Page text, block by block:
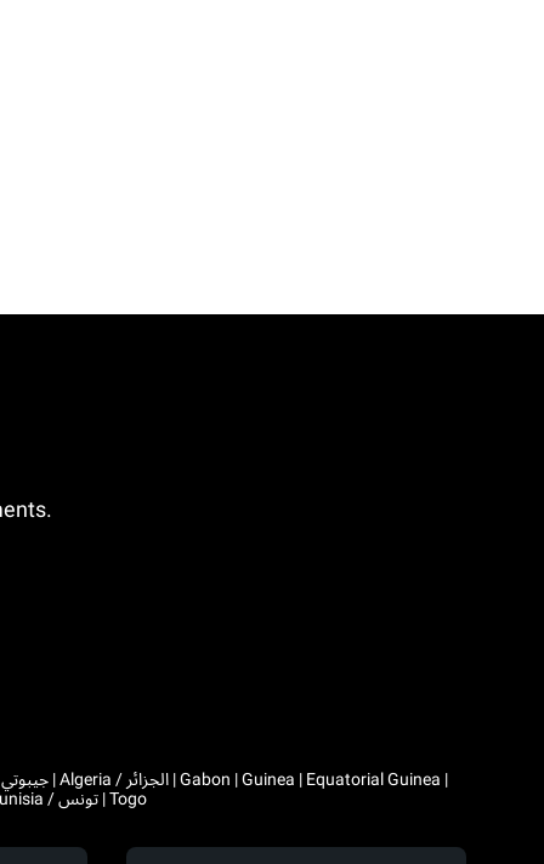
Comoros | Morocco / المغرب | Madagascar | Mali | Mauritania / موريتانيا | Mauritius | Niger | Rwanda | Seychelles | Senegal | Chad / تشاد | Tunisia / تونس | Togo